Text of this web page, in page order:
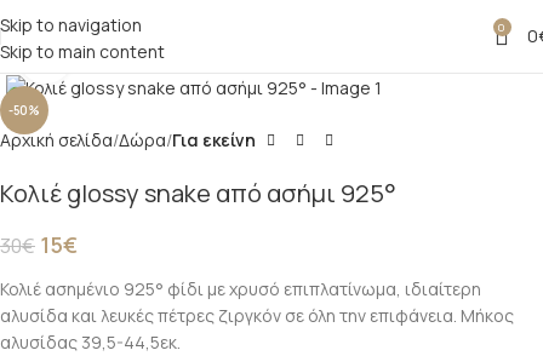
Skip to navigation
Skip to main content
0 0
-50%
Click to enlarge
Αρχική σελίδα Δώρα Για εκείνη
Κολιέ glossy snake από ασήμι 925°
30€ 15€
Κολιέ ασημένιο 925° φίδι με χρυσό επιπλατίνωμα, ιδιαίτερη
αλυσίδα και λευκές πέτρες ζιργκόν σε όλη την επιφάνεια. Μήκος
αλυσίδας 39,5-44,5εκ.